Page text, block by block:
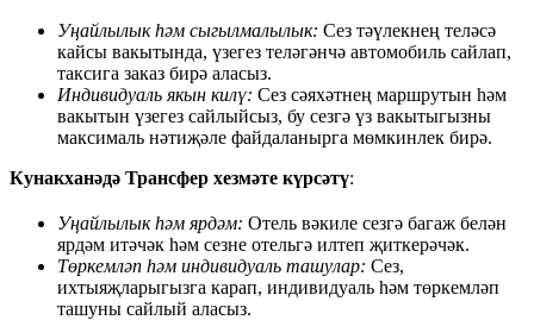
Уңайлылык һәм сыгылмалылык: Сез тәүлекнең теләсә
кайсы вакытында, үзегез теләгәнчә автомобиль сайлап,
таксига заказ бирә аласыз.
Индивидуаль якын килү: Сез сәяхәтнең маршрутын һәм
вакытын үзегез сайлыйсыз, бу сезгә үз вакытыгызны
максималь нәтиҗәле файдаланырга мөмкинлек бирә.
Кунакханәдә Трансфер хезмәте күрсәтү:
Уңайлылык һәм ярдәм: Отель вәкиле сезгә багаж белән
ярдәм итәчәк һәм сезне отельгә илтеп җиткерәчәк.
Төркемләп һәм индивидуаль ташулар: Сез,
ихтыяҗларыгызга карап, индивидуаль һәм төркемләп
ташуны сайлый аласыз.